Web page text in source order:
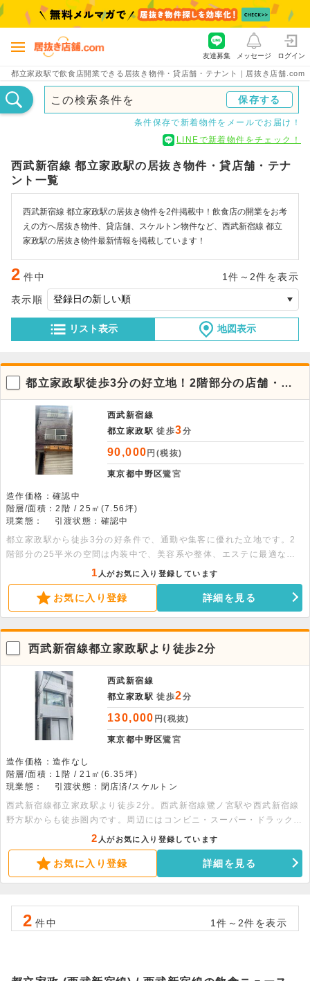
都立家政駅で飲食店開業できる居抜き物件・貸店舗・テナント｜居抜き店舗.com
友達募集 メッセージ ログイン
この検索条件を 保存する
条件保存で新着物件をメールでお届け！
LINEで新着物件をチェック！
西武新宿線 都立家政駅の居抜き物件・貸店舗・テナ
ント一覧
西武新宿線 都立家政駅の居抜き物件を2件掲載中！飲食店の開業をお考
えの方へ居抜き物件、貸店舗、スケルトン物件など、西武新宿線 都立
家政駅の居抜き物件最新情報を掲載しています！
2 件中 1件～2件を表示
リスト表示 地図表示
表示順
都立家政駅徒歩3分の好立地！2階部分の店舗・事
務所物件
西武新宿線
都立家政駅 徒歩3分
90,000 円(税抜)
東京都中野区鷺宮
造作価格：確認中
階層/面積：2階 / 25㎡(7.56坪)
現業態：
引渡状態：確認中
都立家政駅から徒歩3分の好条件で、通勤や集客に優れた立地です。2
階部分の25平米の空間は内装中で、美容系や整体、エステに最適な環
境が整っています。幅広い業態に対応可能ですのでお気軽にご相談くだ
さい。
1 人がお気に入り登録しています
お気に入り登録 詳細を見る
西武新宿線都立家政駅より徒歩2分
西武新宿線
都立家政駅 徒歩2分
130,000 円(税抜)
東京都中野区鷺宮
造作価格：造作なし
階層/面積：1階 / 21㎡(6.35坪)
現業態：
引渡状態：閉店済/スケルトン
西武新宿線都立家政駅より徒歩2分。西武新宿線鷺ノ宮駅や西武新宿線
野方駅からも徒歩圏内です。周辺にはコンビニ・スーパー・ドラックス
トア・信用金庫などがあり、地元住民に需要のあるエリアです。スケル
トンの為自由なレイアウトが可能な物件です。
2 人がお気に入り登録しています
お気に入り登録 詳細を見る
2 件中 1件～2件を表示